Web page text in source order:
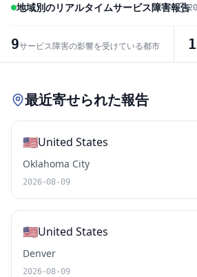
地域別のリアルタイムサービス障害報告
9サービス障害の影響を受けている都市 1
最近寄せられた報告
🇺🇸United States
Oklahoma City
2026-08-09
🇺🇸United States
Denver
2026-08-09